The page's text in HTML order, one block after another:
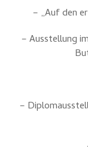
– „Auf den
– Ausstellung
–